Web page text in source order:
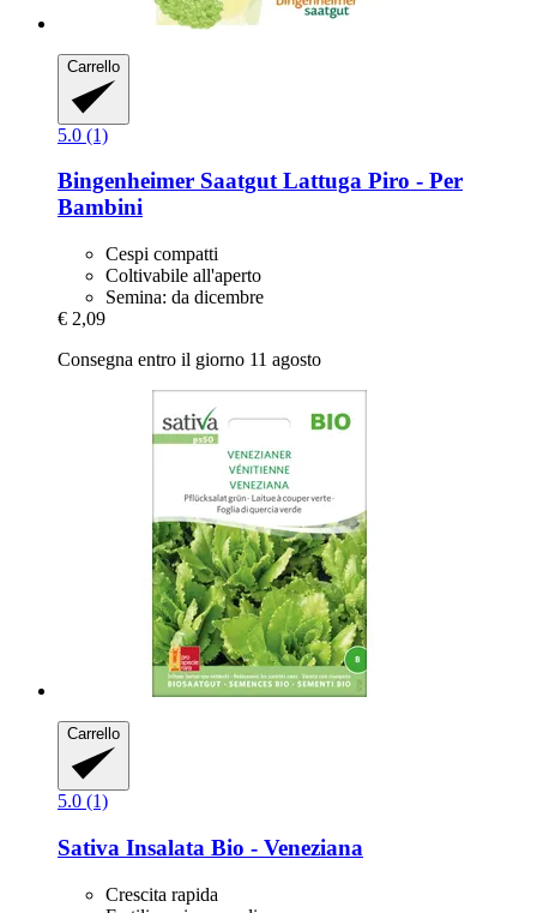
Carrello
5.0 (1)
Bingenheimer SaatgutLattuga Piro -​ Per
Bambini
Cespi compatti
Coltivabile all'aperto
Semina: da dicembre
€ 2,09
Consegna entro il giorno 11 agosto
Carrello
5.0 (1)
Sativa Insalata Bio -​ Veneziana
Crescita rapida